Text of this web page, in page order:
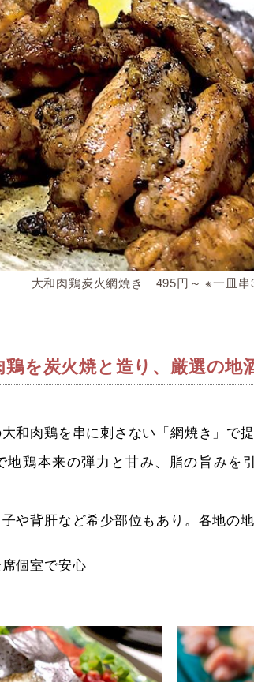
大和肉鶏炭火網焼き 495円～ ※一皿串
鶏を炭火焼と造り、厳選の地
和肉鶏を串に刺さない「網焼き」で提
地鶏本来の弾力と甘み、脂の旨みを
や背肝など希少部位もあり。各地の
個室で安心